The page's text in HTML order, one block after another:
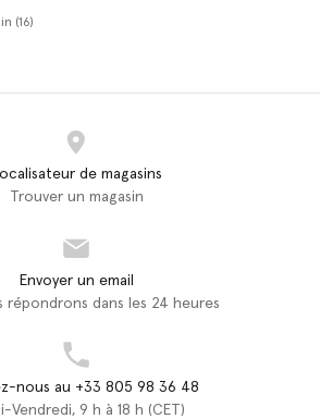
(16)
de magasins
Trouver un magasin
Envoyer un email
répondrons dans les 24 heures
nous au +33 805 98 36 48
Vendredi, 9 h à 18 h (CET)